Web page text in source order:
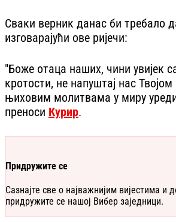
Сваки верник данас би требало
изговарајући ове ријечи:
"Боже отаца наших, чини увијек
кротости, не напуштај нас
њиховим молитвама у миру
преноси Курир.
Придружите се
Сазнајте све о најважнијим вијестима и
придружите се нашој Вибер заједници.